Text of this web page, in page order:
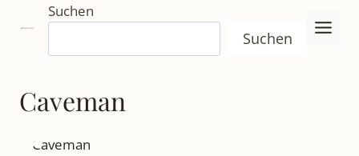
Inhalt
springen
Suchen
Suchen
Caveman